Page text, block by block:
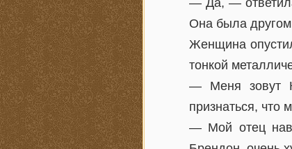
— Да, —
Она была другом
Женщина
тонкой
— Меня зовут
признаться, что
— Мой отец